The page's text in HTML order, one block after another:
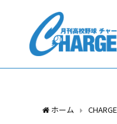
ホーム